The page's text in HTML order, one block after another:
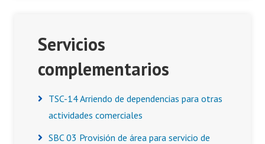
Servicios
complementarios
TSC-14 Arriendo de dependencias para otras
actividades comerciales
SBC 03 Provisión de área para servicio de